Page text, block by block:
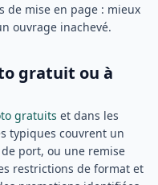
de mise en page : mieux
ouvrage inachevé.
gratuit ou à
gratuits et dans les
typiques couvrent un
port, ou une remise
restrictions de format et